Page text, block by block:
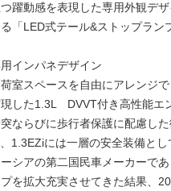
躍動感を表現した専用外観デ
「LED式テール&ストップラ
インパネデザイン
室スペースを自由にアレンジ
した1.3L DVVT付き高性能エ
ならびに歩行者保護に配慮し
1.3EZiには一層の安全装備と
シアの第二国民車メーカーで
を拡大充実させてきた結果、